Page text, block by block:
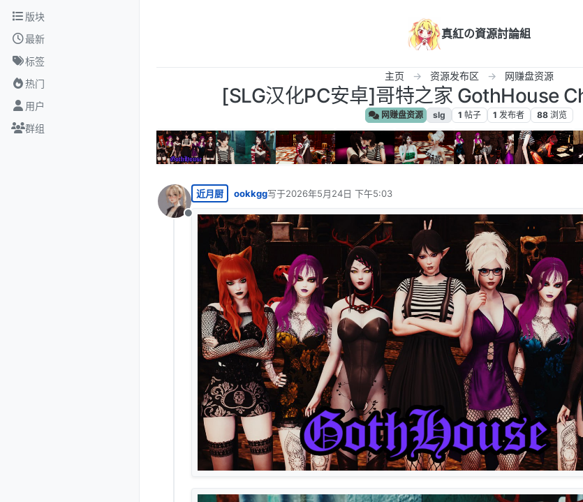
跳转至内容
版块
最新
标签
热门
用户
群组
真紅の資源討論組
主页 资源发布区 网赚盘资源
[SLG汉化PC安卓]哥特之家 GothHouse
网赚盘资源 slg 1 帖子 1 发布者 88 浏览
离线
近月厨 ookkgg写于2026年5月24日 下午5:03
最后由 编辑